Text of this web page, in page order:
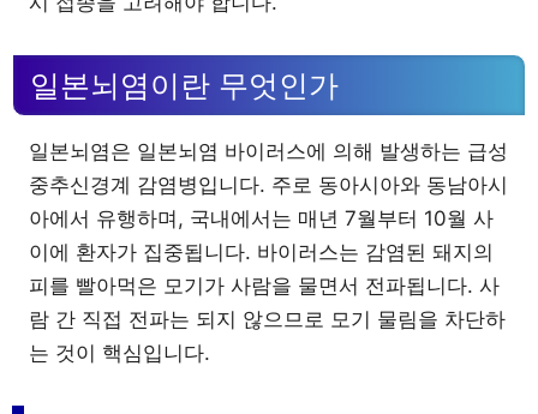
일본뇌염이란 무엇인가
일본뇌염은 일본뇌염 바이러스에 의해 발생하는 급성
중추신경계 감염병입니다. 주로 동아시아와 동남아시
아에서 유행하며, 국내에서는 매년 7월부터 10월 사
이에 환자가 집중됩니다. 바이러스는 감염된 돼지의
피를 빨아먹은 모기가 사람을 물면서 전파됩니다. 사
람 간 직접 전파는 되지 않으므로 모기 물림을 차단하
는 것이 핵심입니다.